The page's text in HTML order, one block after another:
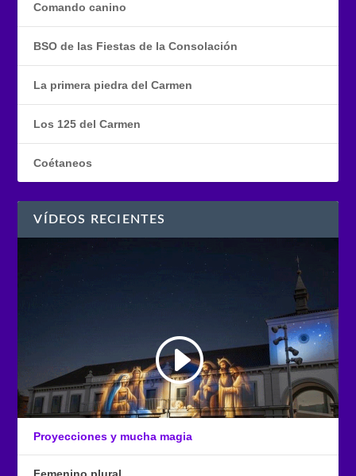
Comando canino
BSO de las Fiestas de la Consolación
La primera piedra del Carmen
Los 125 del Carmen
Coétaneos
VÍDEOS RECIENTES
Proyecciones y mucha magia